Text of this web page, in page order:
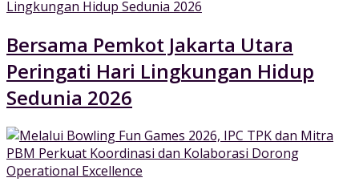
Bersama Pemkot Jakarta Utara
Peringati Hari Lingkungan Hidup
Sedunia 2026